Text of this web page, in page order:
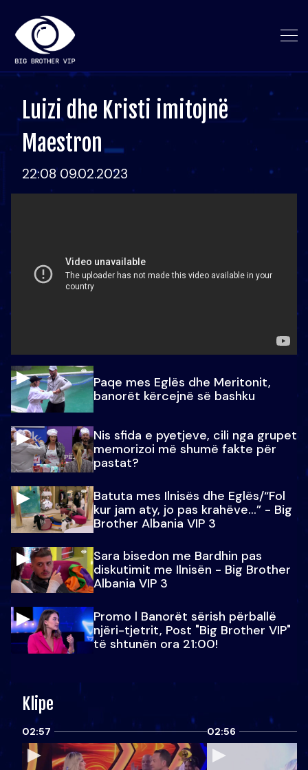
Luizi dhe Kristi imitojnë
Maestron
22:08 09.02.2023
Paqe mes Eglës dhe Meritonit,
banorët kërcejnë së bashku
Nis sfida e pyetjeve, cili nga grupet
memorizoi më shumë fakte për
pastat?
Batuta mes Ilnisës dhe Eglës/“Fol
kur jam aty, jo pas krahëve…” - Big
Brother Albania VIP 3
Sara bisedon me Bardhin pas
diskutimit me Ilnisën - Big Brother
Albania VIP 3
Promo l Banorët sërish përballë
njëri-tjetrit, Post "Big Brother VIP"
të shtunën ora 21:00!
Klipe
02:57 02:56